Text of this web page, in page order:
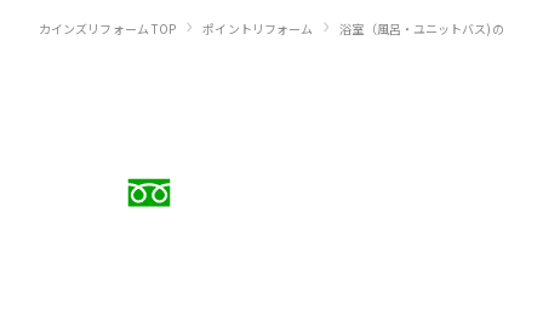
カインズリフォーム TOP › ポイントリフォーム › 浴室（風呂・ユニットバス)のリフ